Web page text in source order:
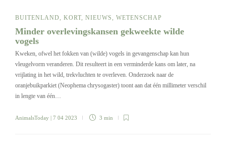
BUITENLAND, KORT, NIEUWS, WETENSCHAP
Minder overlevingskansen gekweekte wilde
vogels
Kweken, ofwel het fokken van (wilde) vogels in gevangenschap kan hun
vleugelvorm veranderen. Dit resulteert in een verminderde kans om later, na
vrijlating in het wild, trekvluchten te overleven. Onderzoek naar de
oranjebuikparkiet (Neophema chrysogaster) toont aan dat één millimeter verschil
in lengte van één…
AnimalsToday | 7 04 2023 3 min